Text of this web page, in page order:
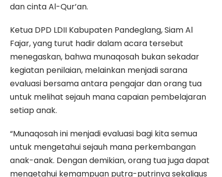
dan cinta Al-Qur’an.
Ketua DPD LDII Kabupaten Pandeglang, Siam Al
Fajar, yang turut hadir dalam acara tersebut
menegaskan, bahwa munaqosah bukan sekadar
kegiatan penilaian, melainkan menjadi sarana
evaluasi bersama antara pengajar dan orang tua
untuk melihat sejauh mana capaian pembelajaran
setiap anak.
“Munaqosah ini menjadi evaluasi bagi kita semua
untuk mengetahui sejauh mana perkembangan
anak-anak. Dengan demikian, orang tua juga dapat
mengetahui kemampuan putra-putrinya sekaligus